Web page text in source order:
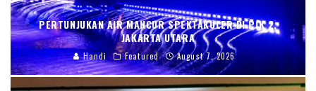
PERTUNJUKAN AIR MANCUR SPEKTAKULER DI PIK 2,
JAKARTA UTARA
Handi Featured August 7, 2026